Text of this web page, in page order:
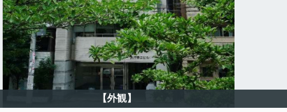
【外観】